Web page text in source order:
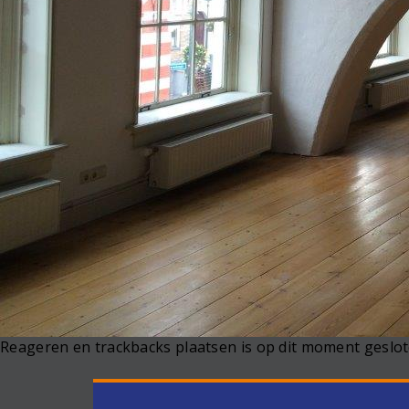
Reageren en trackbacks plaatsen is op dit moment